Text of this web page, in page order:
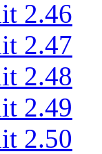
2.46
2.47
2.48
2.49
2.50